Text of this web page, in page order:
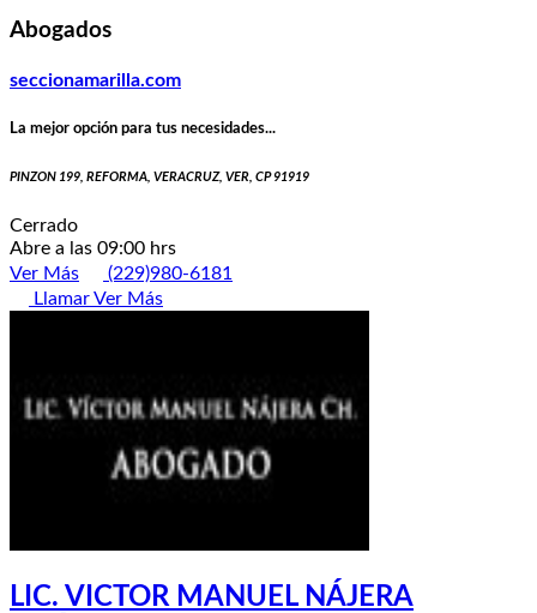
Abogados
seccionamarilla.com
La mejor opción para tus necesidades...
PINZON 199, REFORMA, VERACRUZ, VER, CP 91919
Cerrado
Abre a las 09:00 hrs
Ver Más
(229)980-6181
LlamarVer Más
LIC. VICTOR MANUEL NÁJERA